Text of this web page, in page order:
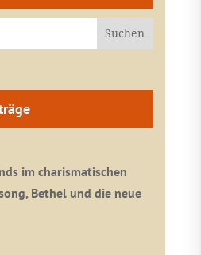
im charismatischen
Bethel und die neue